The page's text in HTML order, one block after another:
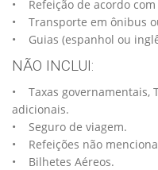
• Refeição de acordo
• Transporte em ônibus
• Guias (espanhol ou
NÃO INCLUI:
• Taxas governamentais,
adicionais.
• Seguro de viagem.
• Refeições não
• Bilhetes Aéreos.